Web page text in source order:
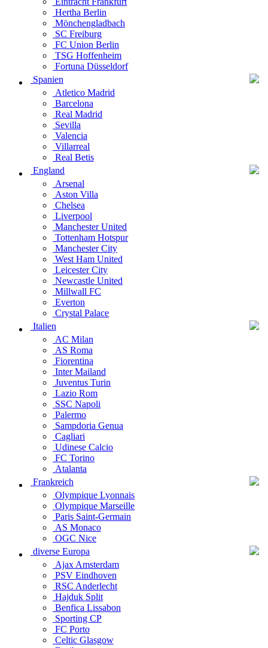
Hertha Berlin
Mönchengladbach
SC Freiburg
FC Union Berlin
TSG Hoffenheim
Fortuna Düsseldorf
Spanien
Atletico Madrid
Barcelona
Real Madrid
Sevilla
Valencia
Villarreal
Real Betis
England
Arsenal
Aston Villa
Chelsea
Liverpool
Manchester United
Tottenham Hotspur
Manchester City
West Ham United
Leicester City
Newcastle United
Millwall FC
Everton
Crystal Palace
Italien
AC Milan
AS Roma
Fiorentina
Inter Mailand
Juventus Turin
Lazio Rom
SSC Napoli
Palermo
Sampdoria Genua
Cagliari
Udinese Calcio
FC Torino
Atalanta
Frankreich
Olympique Lyonnais
Olympique Marseille
Paris Saint-Germain
AS Monaco
OGC Nice
diverse Europa
Ajax Amsterdam
PSV Eindhoven
RSC Anderlecht
Hajduk Split
Benfica Lissabon
Sporting CP
FC Porto
Celtic Glasgow